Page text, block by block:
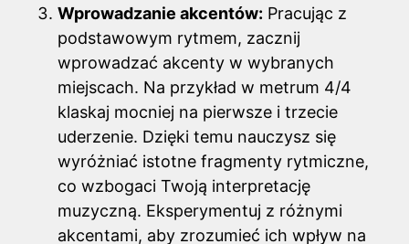
Wprowadzanie akcentów: Pracując z
podstawowym rytmem, zacznij
wprowadzać akcenty w wybranych
miejscach. Na przykład w metrum 4/4
klaskaj mocniej na pierwsze i trzecie
uderzenie. Dzięki temu nauczysz się
wyróżniać istotne fragmenty rytmiczne,
co wzbogaci Twoją interpretację
muzyczną. Eksperymentuj z różnymi
akcentami, aby zrozumieć ich wpływ na